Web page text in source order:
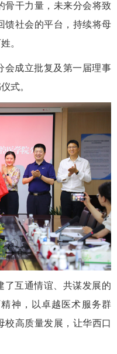
骨干力量，未来分会将致
馈社会的平台，持续将母
。
会成立批复及第一届理事
式。
了互通情谊、共谋发展的
神，以卓越医术服务群
校高质量发展，让华西口